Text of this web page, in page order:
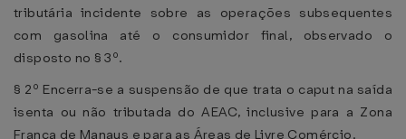
tributária incidente sobre as operações subsequentes
com gasolina até o consumidor final, observado o
disposto no § 3º.
§ 2º Encerra-se a suspensão de que trata o caput na saída
isenta ou não tributada do AEAC, inclusive para a Zona
Franca de Manaus e para as Áreas de Livre Comércio.